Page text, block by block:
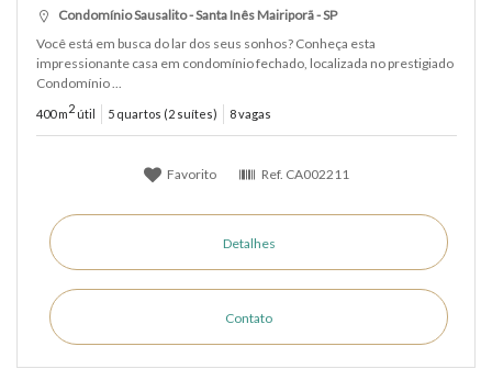
Condomínio Sausalito - Santa Inês Mairiporã - SP
Você está em busca do lar dos seus sonhos? Conheça esta
impressionante casa em condomínio fechado, localizada no prestigiado
Condomínio ...
400 m2 útil 5 quartos (2 suítes) 8 vagas
Favorito Ref. CA002211
Detalhes
Contato